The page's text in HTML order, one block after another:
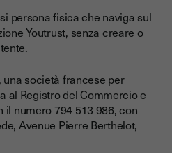
persona fisica che naviga sul
Youtrust, senza creare o
una società francese per
al Registro del Commercio e
numero 794 513 986, con
Avenue Pierre Berthelot,